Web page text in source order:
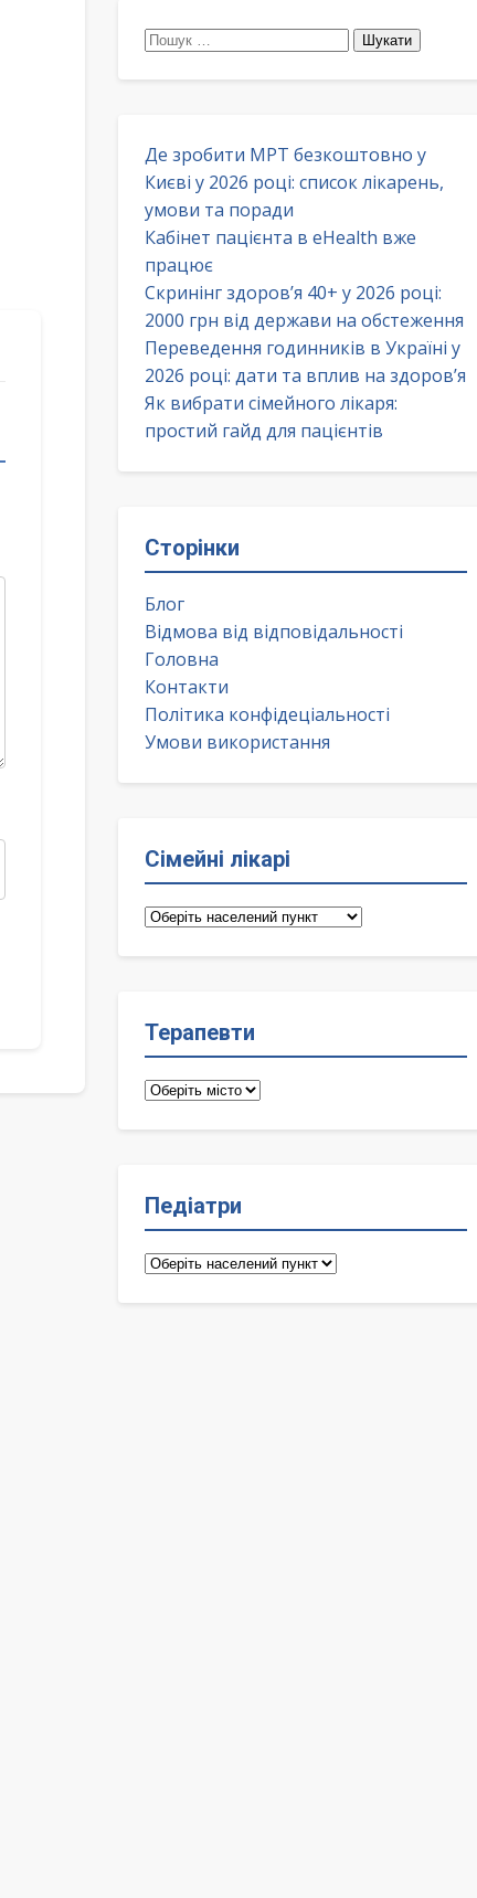
Пошук:
Де зробити МРТ безкоштовно у
Києві у 2026 році: список лікарень,
умови та поради
Кабінет пацієнта в eHealth вже
працює
Скринінг здоров’я 40+ у 2026 році:
2000 грн від держави на обстеження
Переведення годинників в Україні у
2026 році: дати та вплив на здоров’я
Як вибрати сімейного лікаря:
простий гайд для пацієнтів
Сторінки
Блог
Відмова від відповідальності
Головна
Контакти
Політика конфідеціальності
Умови використання
Сімейні лікарі
Сімейні
Терапевти
Терапевти
Педіатри
Педіатри